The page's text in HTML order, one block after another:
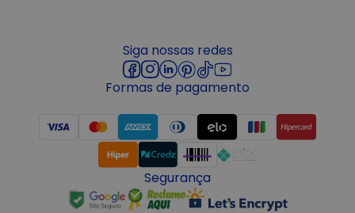
Siga nossas redes
Formas de pagamento
Segurança